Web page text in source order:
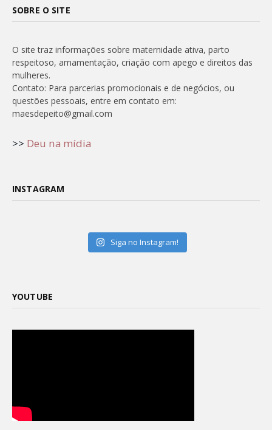
SOBRE O SITE
O site traz informações sobre maternidade ativa, parto
respeitoso, amamentação, criação com apego e direitos das
mulheres.
Contato: Para parcerias promocionais e de negócios, ou
questões pessoais, entre em contato em:
maesdepeito@gmail.com
>> Deu na mídia
INSTAGRAM
Siga no Instagram!
YOUTUBE